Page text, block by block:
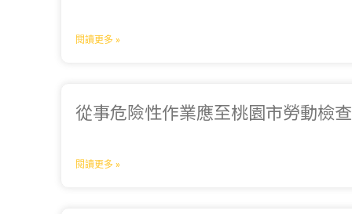
閱讀更多 »
從事危險性作業應至桃園市勞動檢
閱讀更多 »